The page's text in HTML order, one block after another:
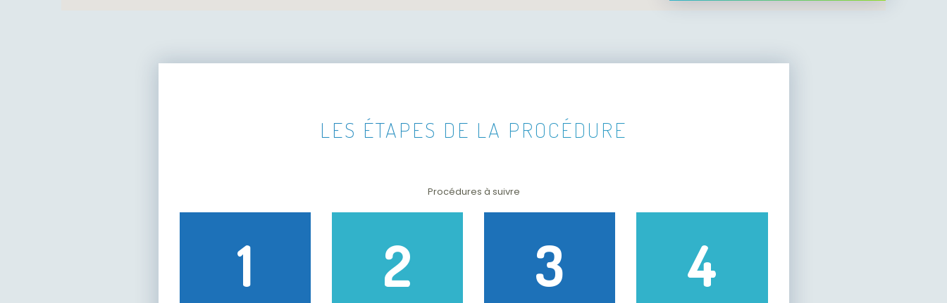
LES ÉTAPES DE LA PROCÉDURE
Procédures à suivre
1 2 3 4